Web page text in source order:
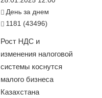
День за днем
1181 (43496)
Рост НДС и
изменения налоговой
системы коснутся
малого бизнеса
Казахстана